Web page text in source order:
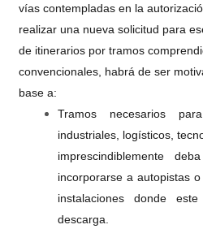
vías contempladas en la
realizar una nueva solicitud para
de itinerarios por tramos
convencionales, habrá de ser
base a:
Tramos necesarios
industriales, logísticos,
imprescindiblemente
incorporarse a autopistas
instalaciones donde
descarga.